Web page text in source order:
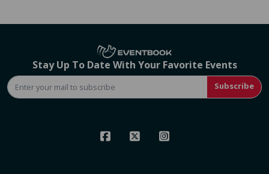
Stay Up To Date With Your Favorite Events
Subscribe